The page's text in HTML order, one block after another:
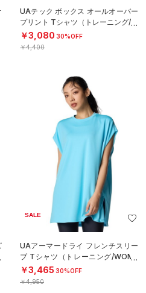
UAテック ボックス オールオーバー
プリント Tシャツ（トレーニング/W
OMEN）
￥3,080 30%OFF
￥4,400
SALE
UAアーマードライ フレンチスリー
ブ Tシャツ（トレーニング/WOME
N）
￥3,465 30%OFF
￥4,950